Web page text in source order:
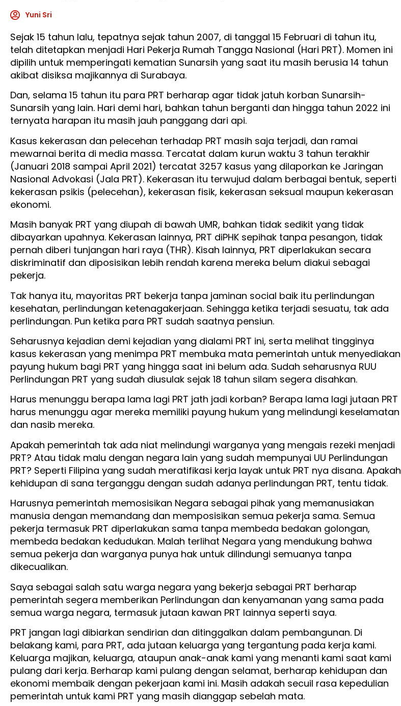
Yuni Sri
Sejak 15 tahun lalu, tepatnya sejak tahun 2007, di tanggal 15 Februari di tahun itu,
telah ditetapkan menjadi Hari Pekerja Rumah Tangga Nasional (Hari PRT). Momen ini
dipilih untuk memperingati kematian Sunarsih yang saat itu masih berusia 14 tahun
akibat disiksa majikannya di Surabaya.
Dan, selama 15 tahun itu para PRT berharap agar tidak jatuh korban Sunarsih-
Sunarsih yang lain. Hari demi hari, bahkan tahun berganti dan hingga tahun 2022 ini
ternyata harapan itu masih jauh panggang dari api.
Kasus kekerasan dan pelecehan terhadap PRT masih saja terjadi, dan ramai
mewarnai berita di media massa. Tercatat dalam kurun waktu 3 tahun terakhir
(Januari 2018 sampai April 2021) tercatat 3257 kasus yang dilaporkan ke Jaringan
Nasional Advokasi (Jala PRT). Kekerasan itu terwujud dalam berbagai bentuk, seperti
kekerasan psikis (pelecehan), kekerasan fisik, kekerasan seksual maupun kekerasan
ekonomi.
Masih banyak PRT yang diupah di bawah UMR, bahkan tidak sedikit yang tidak
dibayarkan upahnya. Kekerasan lainnya, PRT diPHK sepihak tanpa pesangon, tidak
pernah diberi tunjangan hari raya (THR). Kisah lainnya, PRT diperlakukan secara
diskriminatif dan diposisikan lebih rendah karena mereka belum diakui sebagai
pekerja.
Tak hanya itu, mayoritas PRT bekerja tanpa jaminan social baik itu perlindungan
kesehatan, perlindungan ketenagakerjaan. Sehingga ketika terjadi sesuatu, tak ada
perlindungan. Pun ketika para PRT sudah saatnya pensiun.
Seharusnya kejadian demi kejadian yang dialami PRT ini, serta melihat tingginya
kasus kekerasan yang menimpa PRT membuka mata pemerintah untuk menyediakan
payung hukum bagi PRT yang hingga saat ini belum ada. Sudah seharusnya RUU
Perlindungan PRT yang sudah diusulak sejak 18 tahun silam segera disahkan.
Harus menunggu berapa lama lagi PRT jath jadi korban? Berapa lama lagi jutaan PRT
harus menunggu agar mereka memiliki payung hukum yang melindungi keselamatan
dan nasib mereka.
Apakah pemerintah tak ada niat melindungi warganya yang mengais rezeki menjadi
PRT? Atau tidak malu dengan negara lain yang sudah mempunyai UU Perlindungan
PRT? Seperti Filipina yang sudah meratifikasi kerja layak untuk PRT nya disana. Apakah
kehidupan di sana terganggu dengan sudah adanya perlindungan PRT, tentu tidak.
Harusnya pemerintah memosisikan Negara sebagai pihak yang memanusiakan
manusia dengan memandang dan memposisikan semua pekerja sama. Semua
pekerja termasuk PRT diperlakukan sama tanpa membeda bedakan golongan,
membeda bedakan kedudukan. Malah terlihat Negara yang mendukung bahwa
semua pekerja dan warganya punya hak untuk dilindungi semuanya tanpa
dikecualikan.
Saya sebagai salah satu warga negara yang bekerja sebagai PRT berharap
pemerintah segera memberikan Perlindungan dan kenyamanan yang sama pada
semua warga negara, termasuk jutaan kawan PRT lainnya seperti saya.
PRT jangan lagi dibiarkan sendirian dan ditinggalkan dalam pembangunan. Di
belakang kami, para PRT, ada jutaan keluarga yang tergantung pada kerja kami.
Keluarga majikan, keluarga, ataupun anak-anak kami yang menanti kami saat kami
pulang dari kerja. Berharap kami pulang dengan selamat, berharap kehidupan dan
ekonomi membaik dengan pekerjaan kami ini. Masih adakah secuil rasa kepedulian
pemerintah untuk kami PRT yang masih dianggap sebelah mata.